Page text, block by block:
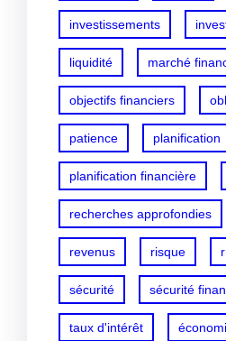
investissements
liquidité marché
objectifs financiers
patience planification
planification financière
recherches approfondies
revenus risque
sécurité sécurité
taux d'intérêt